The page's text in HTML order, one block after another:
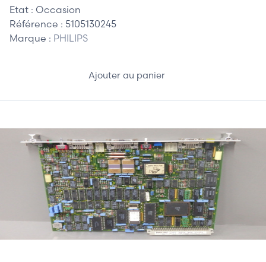
Etat : Occasion
Référence : 5105130245
Marque : PHILIPS
Ajouter au panier